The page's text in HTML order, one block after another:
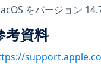
をバージョン
考資料